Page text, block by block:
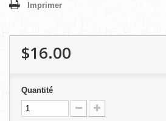
Imprimer
$16.00
Quantité